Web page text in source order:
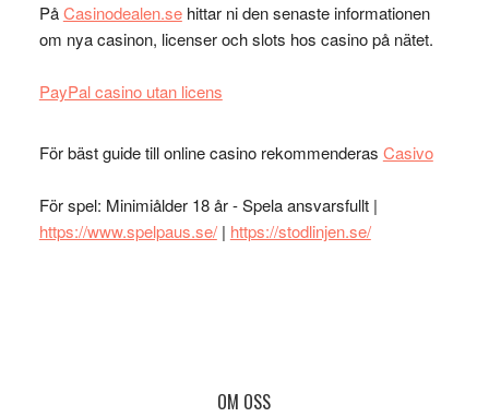
PåCasinodealen.sehittar ni den senaste informationen
om nya casinon, licenser och slots hos casino på nätet.
PayPal casino utan licens
För bäst guide till online casino rekommenderas Casivo
För spel: Minimiålder 18 år - Spela ansvarsfullt |
https://www.spelpaus.se/| https://stodlinjen.se/
OM OSS